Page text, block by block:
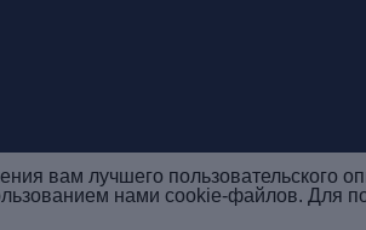
вам лучшего пользовательского
нами cookie-файлов. Для